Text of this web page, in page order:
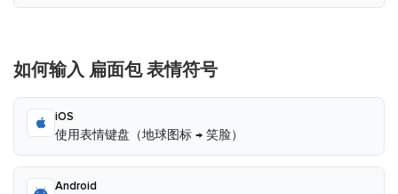
如何输入 扁面包 表情符号
iOS
使用表情键盘（地球图标 → 笑脸）
Android